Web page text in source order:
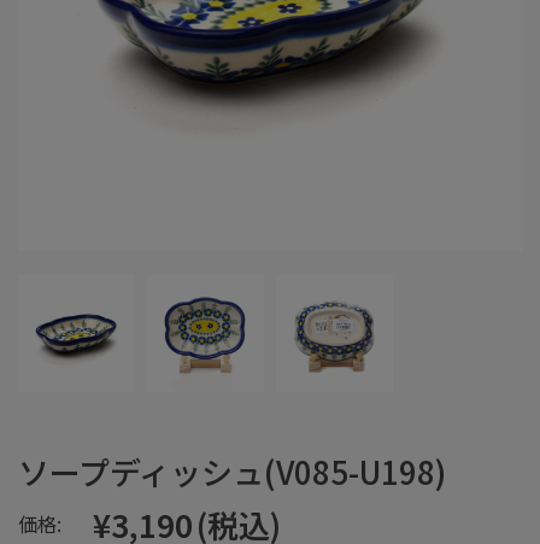
ソープディッシュ(V085-U198)
価格: ¥3,190(税込)